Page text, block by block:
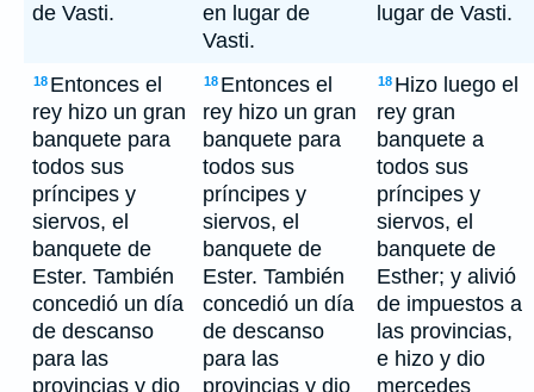
de Vasti.
en lugar de
Vasti.
lugar de Vasti.
18 Entonces el
rey hizo un gran
banquete para
todos sus
príncipes y
siervos, el
banquete de
Ester. También
concedió un día
de descanso
para las
provincias y dio
18 Entonces el
rey hizo un gran
banquete para
todos sus
príncipes y
siervos, el
banquete de
Ester. También
concedió un día
de descanso
para las
provincias y dio
18 Hizo luego el
rey gran
banquete a
todos sus
príncipes y
siervos, el
banquete de
Esther; y alivió
de impuestos a
las provincias,
e hizo y dio
mercedes